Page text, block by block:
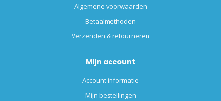
Algemene voorwaarden
Betaalmethoden
Verzenden & retourneren
Mijn account
Account informatie
Mijn bestellingen